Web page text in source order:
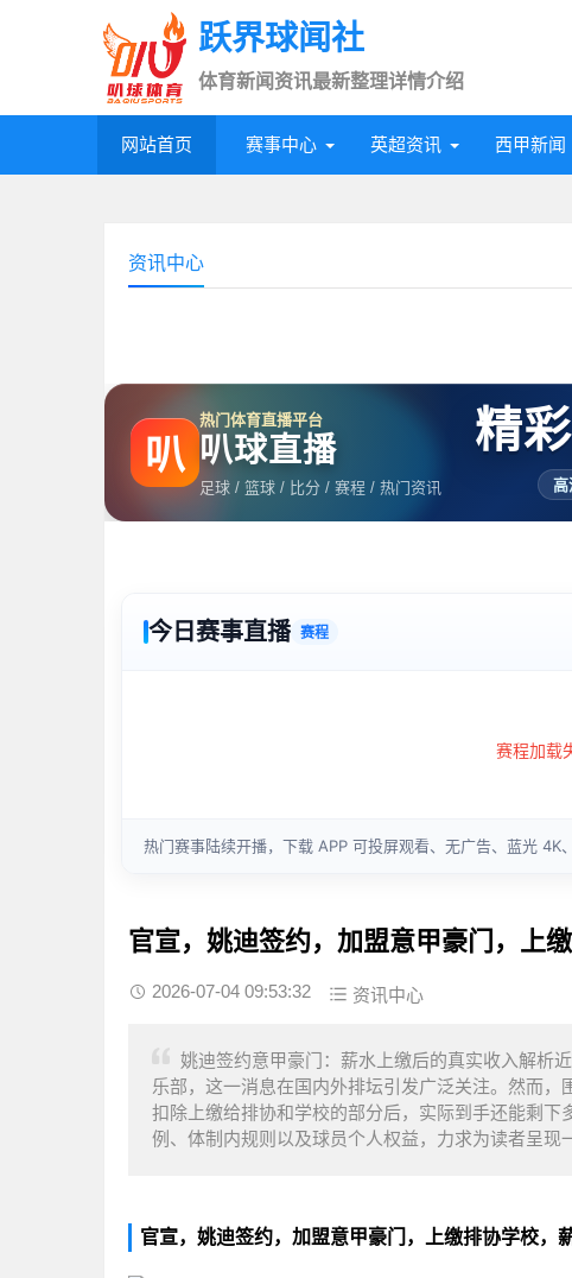
跃界球闻社
体育新闻资讯最新整理详情介绍
网站首页 赛事中心 英超资讯 西甲新闻
资讯中心
叭
热门体育直播平台
叭球直播
足球 / 篮球 / 比分 / 赛程 / 热门资讯
精
高
官宣，姚迪签约，加盟意甲豪门，上
2026-07-04 09:53:32 资讯中心
姚迪签约意甲豪门：薪水上缴后的真实收入解析
乐部，这一消息在国内外排坛引发广泛关注。然而
扣除上缴给排协和学校的部分后，实际到手还能剩
例、体制内规则以及球员个人权益，力求为读者呈现
官宣，姚迪签约，加盟意甲豪门，上缴排协学校，